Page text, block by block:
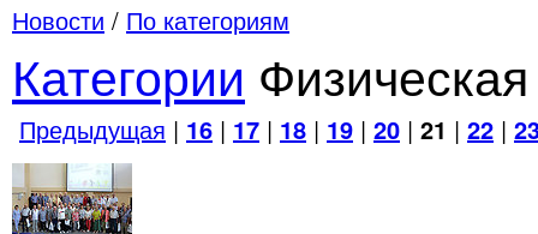
Новости / По категориям
Категории
Предыдущая | 16 | 17 | 18 | 19 | 20 | 21 | 22 |